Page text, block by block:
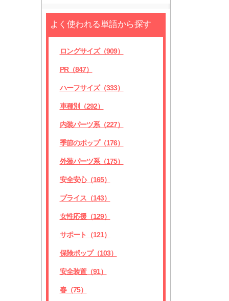
よく使われる単語から探す
ロングサイズ（909）
PR（847）
ハーフサイズ（333）
車種別（292）
内装パーツ系（227）
季節のポップ（176）
外装パーツ系（175）
安全安心（165）
プライス（143）
女性応援（129）
サポート（121）
保険ポップ（103）
安全装置（91）
春（75）